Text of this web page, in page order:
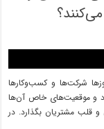
شرکت‌ها و کسب‌وکارها
و موقعیت‌های خاص آن‌ها
و قلب مشتریان بگذارد. در